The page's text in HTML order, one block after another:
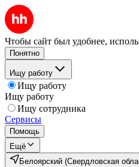
Чтобы сайт был удобнее,
Понятно
Ищу работу
Ищу работу
Ищу работу
Ищу сотрудника
Сервисы
Помощь
Ещё
Белоярский (Свердловская